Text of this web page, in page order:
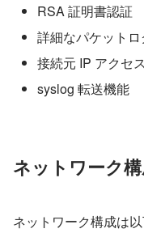
RSA 証明書認証
詳細なパケット
接続元 IP アクセ
syslog 転送機能
ネットワーク
ネットワーク構成は